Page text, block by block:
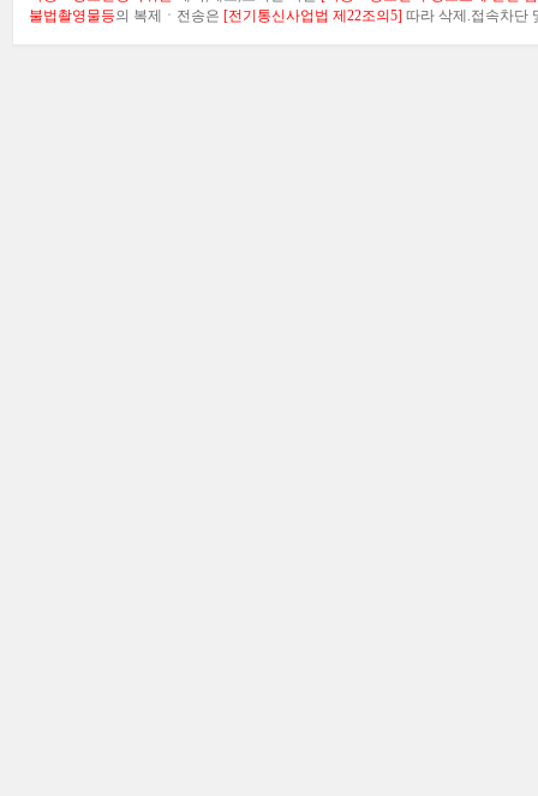
불법촬영물등의 복제ㆍ전송은 [전기통신사업법 제22조의5] 따라 삭제.접속차단